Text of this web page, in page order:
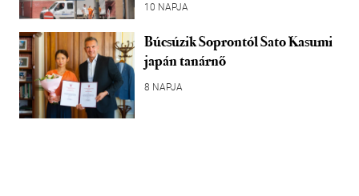
10 NAPJA
Búcsúzik Soprontól Sato Kasumi
japán tanárnő
8 NAPJA